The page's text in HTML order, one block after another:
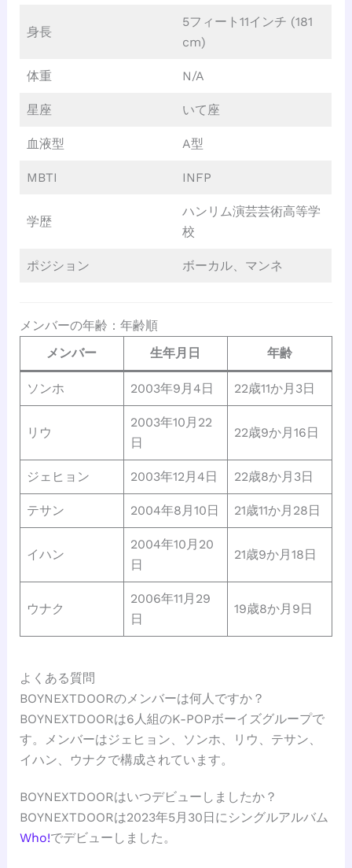
身長
5フィート11インチ (181
cm)
体重 N/A
星座 いて座
血液型 A型
MBTI INFP
学歴
ハンリム演芸芸術高等学
校
ポジション ボーカル、マンネ
メンバーの年齢：年齢順
メンバー
生年月日 年齢
ソンホ 2003年9月4日 22歳11か月3日
リウ
2003年10月22
日
22歳9か月16日
ジェヒョン 2003年12月4日 22歳8か月3日
テサン 2004年8月10日 21歳11か月28日
イハン
2004年10月20
日
21歳9か月18日
ウナク
2006年11月29
日
19歳8か月9日
よくある質問
BOYNEXTDOORのメンバーは何人ですか？
BOYNEXTDOORは6人組のK-POPボーイズグループで
す。メンバーはジェヒョン、ソンホ、リウ、テサン、
イハン、ウナクで構成されています。
BOYNEXTDOORはいつデビューしましたか？
BOYNEXTDOORは2023年5月30日にシングルアルバム
Who!でデビューしました。